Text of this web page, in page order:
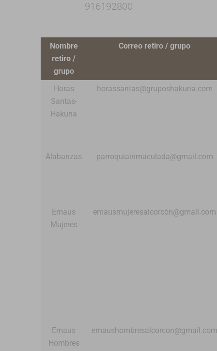
916192800
Nombre
retiro /
grupo
Correo retiro / grupo
Horas
Santas-
Hakuna
horassantas@gruposhakuna.com
Alabanzas parroquiainmaculada@gmail.com
Emaus
Mujeres
emausmujeresalcorcón@gmail.com
Emaus
Hombres
emaushombresalcorcon@gmail.com